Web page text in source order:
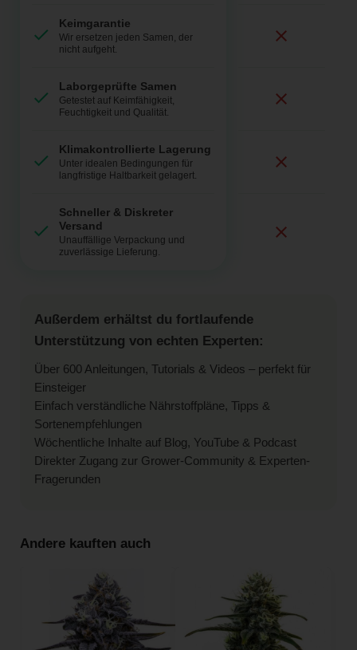
Keimgarantie
Wir ersetzen jeden Samen, der
nicht aufgeht.
Laborgeprüfte Samen
Getestet auf Keimfähigkeit,
Feuchtigkeit und Qualität.
Klimakontrollierte Lagerung
Unter idealen Bedingungen für
langfristige Haltbarkeit gelagert.
Schneller & Diskreter
Versand
Unauffällige Verpackung und
zuverlässige Lieferung.
Außerdem erhältst du fortlaufende
Unterstützung von echten Experten:
Über 600 Anleitungen, Tutorials & Videos – perfekt für
Einsteiger
Einfach verständliche Nährstoffpläne, Tipps &
Sortenempfehlungen
Wöchentliche Inhalte auf Blog, YouTube & Podcast
Direkter Zugang zur Grower-Community & Experten-
Fragerunden
Andere kauften auch